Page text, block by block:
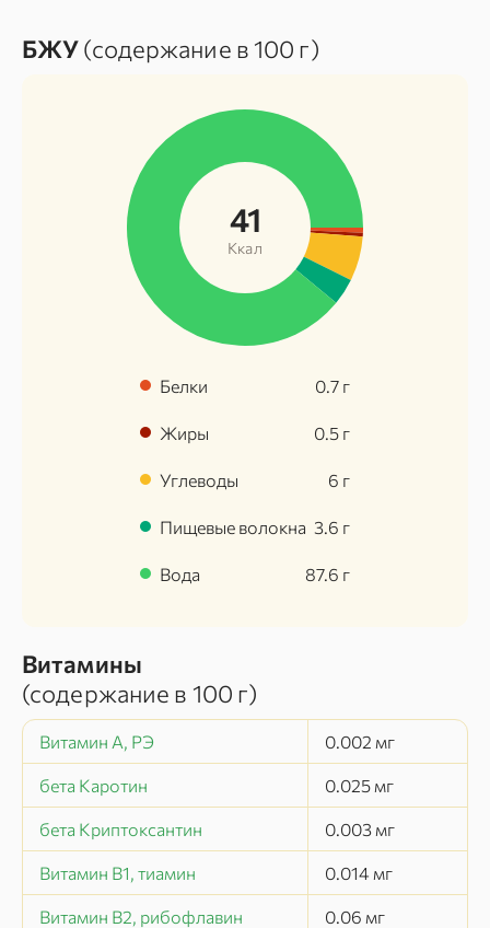
БЖУ(содержание в 100 г)
41
Ккал
Белки 0.7 г
Жиры 0.5 г
Углеводы 6 г
Пищевые волокна 3.6 г
Вода 87.6 г
Витамины
(содержание в 100 г)
Витамин А, РЭ 0.002 мг
бета Каротин 0.025 мг
бета Криптоксантин 0.003 мг
Витамин В1, тиамин 0.014 мг
Витамин В2, рибофлавин 0.06 мг